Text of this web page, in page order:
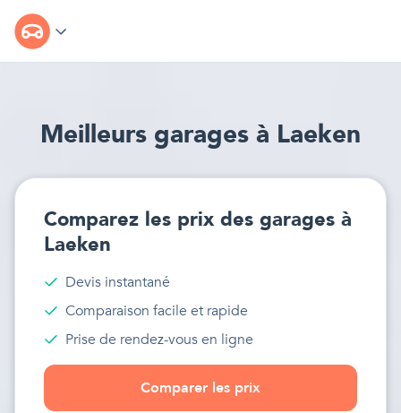
Meilleurs garages à Laeken
Comparez les prix des garages à
Laeken
Devis instantané
Comparaison facile et rapide
Prise de rendez-vous en ligne
Comparer les prix